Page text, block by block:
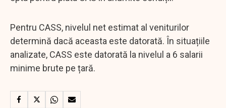
Pentru CASS, nivelul net estimat al veniturilor
determină dacă aceasta este datorată. În situațiile
analizate, CASS este datorată la nivelul a 6 salarii
minime brute pe țară.